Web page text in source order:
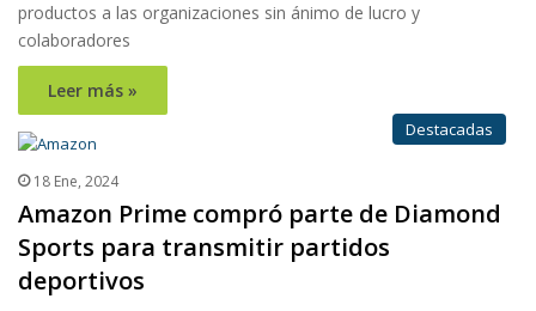
productos a las organizaciones sin ánimo de lucro y
colaboradores
Leer más »
Destacadas
18 Ene, 2024
Amazon Prime compró parte de Diamond
Sports para transmitir partidos
deportivos